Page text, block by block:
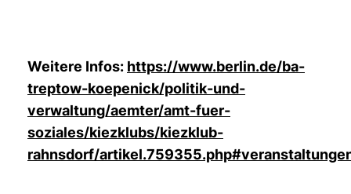
Weitere Infos: https://www.berlin.de/ba-
treptow-koepenick/politik-und-
verwaltung/aemter/amt-fuer-
soziales/kiezklubs/kiezklub-
rahnsdorf/